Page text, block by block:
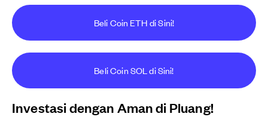
Beli Coin ETH di Sini!
Beli Coin SOL di Sini!
Investasi dengan Aman di Pluang!